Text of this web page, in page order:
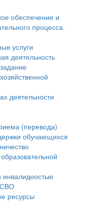
обеспечение и
процесса.
услуги
деятельность
деятельности
(перевода)
обучающихся
СВО
ресурсы